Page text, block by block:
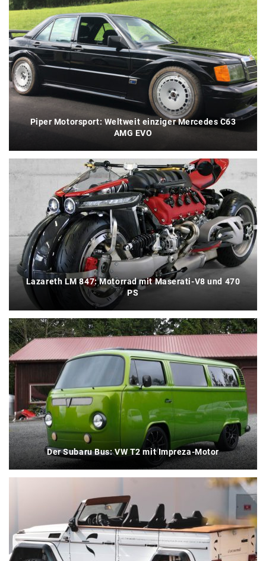
Piper Motorsport: Weltweit einziger Mercedes C63
AMG EVO
Lazareth LM 847: Motorrad mit Maserati-V8 und 470
PS
Der Subaru Bus: VW T2 mit Impreza-Motor